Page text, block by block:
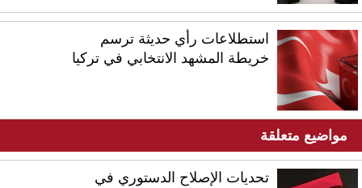
استطلاعات رأي حديثة ترسم
خريطة المشهد الانتخابي في تركيا
مواضيع متعلقة
تحديات الإصلاح الدستوري في